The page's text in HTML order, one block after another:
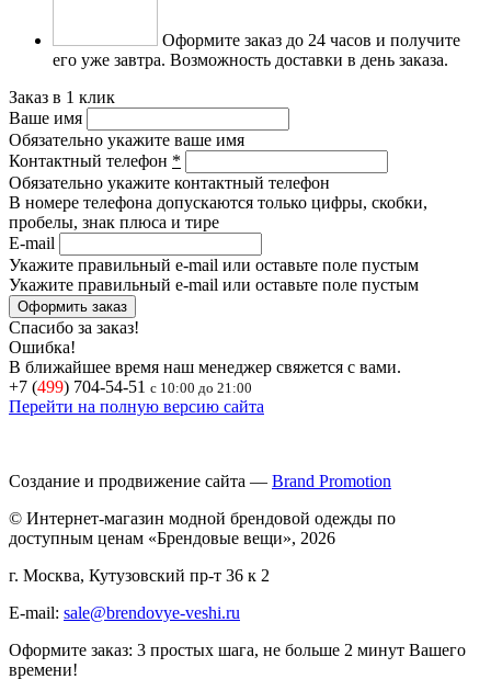
Оформите заказ до 24 часов и получите
его уже завтра. Возможность доставки в день заказа.
Заказ в 1 клик
Ваше имя
Обязательно укажите ваше имя
Контактный телефон *
Обязательно укажите контактный телефон
В номере телефона допускаются только цифры, скобки,
пробелы, знак плюса и тире
E-mail
Укажите правильный e-mail или оставьте поле пустым
Укажите правильный e-mail или оставьте поле пустым
Спасибо за заказ!
Ошибка!
В ближайшее время наш менеджер свяжется с вами.
+7 (499) 704-54-51 с 10:00 до 21:00
Перейти на полную версию сайта
Создание и продвижение сайта — Brand Promotion
© Интернет-магазин модной брендовой одежды по
доступным ценам «Брендовые вещи», 2026
г. Москва, Кутузовский пр-т 36 к 2
E-mail: sale@brendovye-veshi.ru
Оформите заказ: 3 простых шага, не больше 2 минут Вашего
времени!